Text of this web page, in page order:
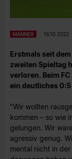
MÄNNER 16.10.2022
Erstmals seit
zweiten Spieltag
verloren. Beim
ein deutliches
"Wir wollten
kommen – so wie
gelungen. Wir
agressiv genug.
mental nicht in